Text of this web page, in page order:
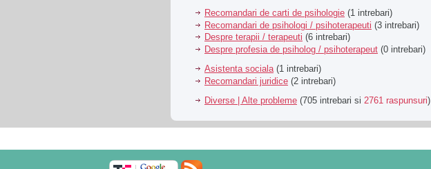
Recomandari de carti de psihologie (1 intrebari)
Recomandari de psihologi / psihoterapeuti (3 intrebari)
Despre terapii / terapeuti (6 intrebari)
Despre profesia de psiholog / psihoterapeut (0 intrebari)
Asistenta sociala (1 intrebari)
Recomandari juridice (2 intrebari)
Diverse | Alte probleme (705 intrebari si 2761 raspunsuri)